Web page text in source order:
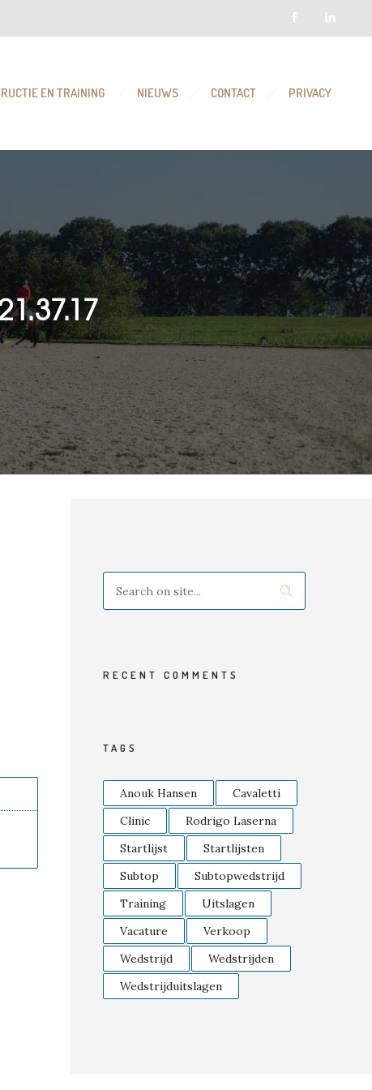
EN TRAINING NIEUWS CONTACT PRIVACY
RECENT COMMENTS
TAGS
Anouk Hansen
Cavaletti
Clinic
Rodrigo Laserna
Startlijst
Startlijsten
Subtop
Subtopwedstrijd
Training
Uitslagen
Vacature
Verkoop
Wedstrijd
Wedstrijden
Wedstrijduitslagen